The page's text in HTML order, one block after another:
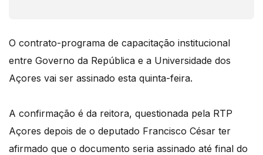
O contrato-programa de capacitação institucional
entre Governo da República e a Universidade dos
Açores vai ser assinado esta quinta-feira.
A confirmação é da reitora, questionada pela RTP
Açores depois de o deputado Francisco César ter
afirmado que o documento seria assinado até final do